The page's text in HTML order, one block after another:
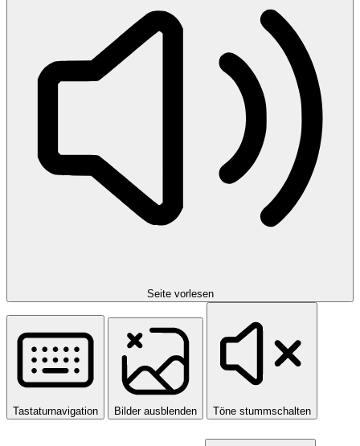
Seite vorlesen
Tastaturnavigation Bilder ausblenden Töne stummschalten